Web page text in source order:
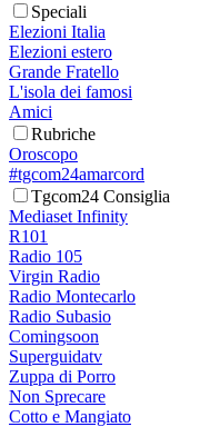
Speciali
Elezioni Italia
Elezioni estero
Grande Fratello
L'isola dei famosi
Amici
Rubriche
Oroscopo
#tgcom24amarcord
Tgcom24 Consiglia
Mediaset Infinity
R101
Radio 105
Virgin Radio
Radio Montecarlo
Radio Subasio
Comingsoon
Superguidatv
Zuppa di Porro
Non Sprecare
Cotto e Mangiato